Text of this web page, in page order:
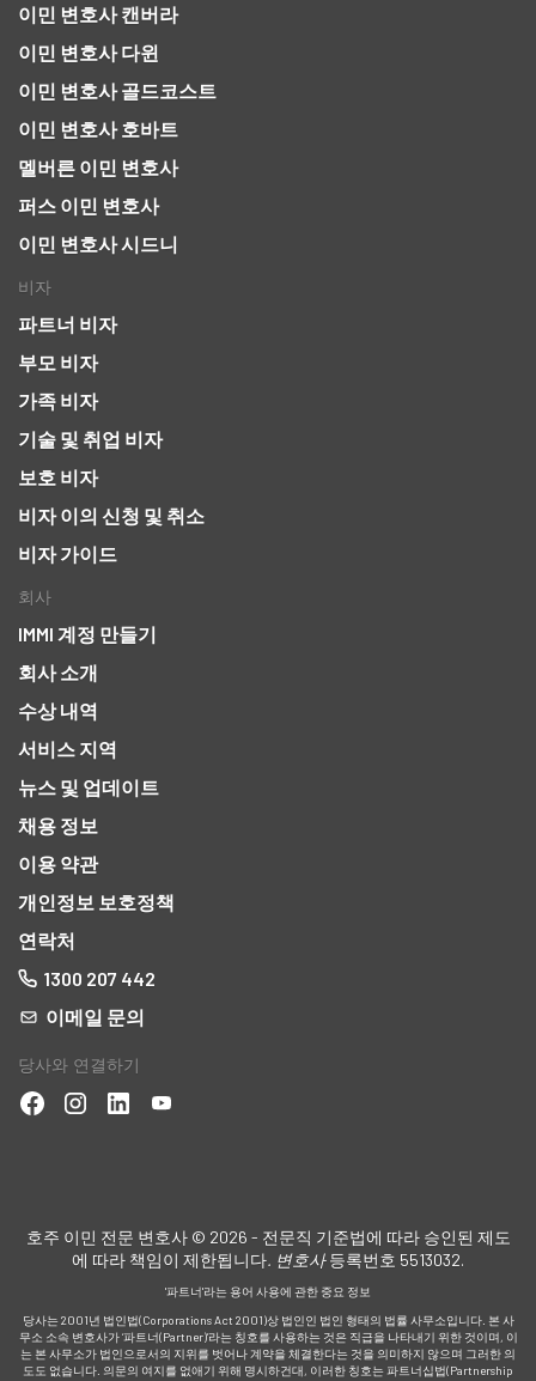
이민 변호사 캔버라
이민 변호사 다윈
이민 변호사 골드코스트
이민 변호사 호바트
멜버른 이민 변호사
퍼스 이민 변호사
이민 변호사 시드니
비자
파트너 비자
부모 비자
가족 비자
기술 및 취업 비자
보호 비자
비자 이의 신청 및 취소
비자 가이드
회사
IMMI 계정 만들기
회사 소개
수상 내역
서비스 지역
뉴스 및 업데이트
채용 정보
이용 약관
개인정보 보호정책
연락처
1300 207 442
이메일 문의
당사와 연결하기
호주 이민 전문 변호사 © 2026 - 전문직 기준법에 따라 승인된 제도
에 따라 책임이 제한됩니다. 변호사등록번호 5513032.
'파트너'라는 용어 사용에 관한 중요 정보
당사는 2001년 법인법(Corporations Act 2001)상 법인인 법인 형태의 법률 사무소입니다. 본 사
무소 소속 변호사가 ‘파트너(Partner)’라는 칭호를 사용하는 것은 직급을 나타내기 위한 것이며, 이
는 본 사무소가 법인으로서의 지위를 벗어나 계약을 체결한다는 것을 의미하지 않으며 그러한 의
도도 없습니다. 의문의 여지를 없애기 위해 명시하건대, 이러한 칭호는 파트너십법(Partnership